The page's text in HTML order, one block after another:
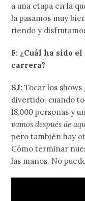
a una etapa en la
la pasamos muy
riendo y
F: ¿Cuál ha sido
carrera?
SJ: Tocar los
divertido; cuando
18,000 personas y
vamos después de
pero también hay
Cómo terminar
las manos. No